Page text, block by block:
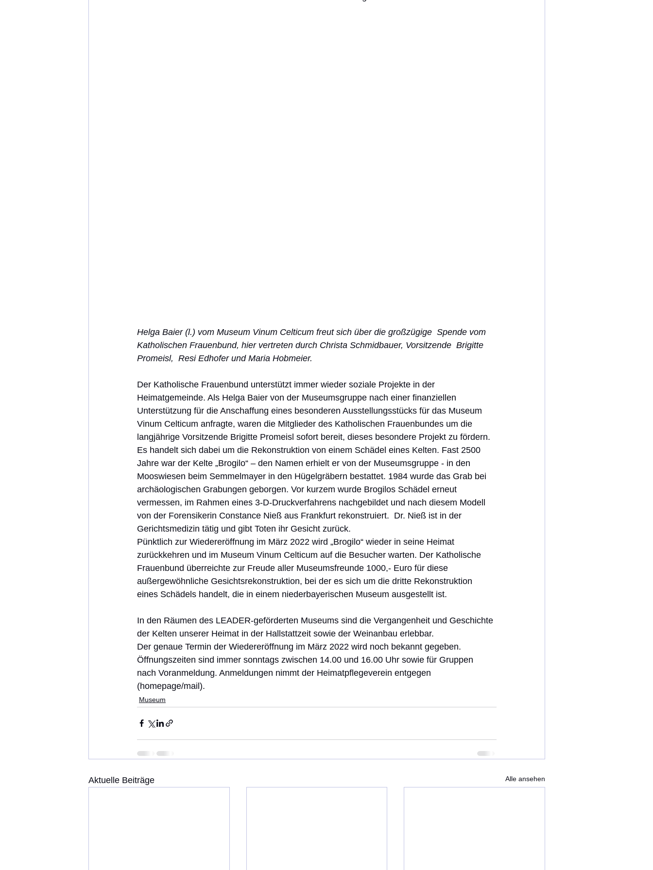
Helga Baier (l.) vom Museum Vinum Celticum freut sich über die großzügige  Spende vom
Katholischen Frauenbund, hier vertreten durch Christa Schmidbauer, Vorsitzende  Brigitte
Promeisl,  Resi Edhofer und Maria Hobmeier.
Der Katholische Frauenbund unterstützt immer wieder soziale Projekte in der
Heimatgemeinde. Als Helga Baier von der Museumsgruppe nach einer finanziellen
Unterstützung für die Anschaffung eines besonderen Ausstellungsstücks für das Museum
Vinum Celticum anfragte, waren die Mitglieder des Katholischen Frauenbundes um die
langjährige Vorsitzende Brigitte Promeisl sofort bereit, dieses besondere Projekt zu fördern.
Es handelt sich dabei um die Rekonstruktion von einem Schädel eines Kelten. Fast 2500
Jahre war der Kelte „Brogilo“ – den Namen erhielt er von der Museumsgruppe - in den
Mooswiesen beim Semmelmayer in den Hügelgräbern bestattet. 1984 wurde das Grab bei
archäologischen Grabungen geborgen. Vor kurzem wurde Brogilos Schädel erneut
vermessen, im Rahmen eines 3-D-Druckverfahrens nachgebildet und nach diesem Modell
von der Forensikerin Constance Nieß aus Frankfurt rekonstruiert.  Dr. Nieß ist in der
Gerichtsmedizin tätig und gibt Toten ihr Gesicht zurück.
Pünktlich zur Wiedereröffnung im März 2022 wird „Brogilo“ wieder in seine Heimat
zurückkehren und im Museum Vinum Celticum auf die Besucher warten. Der Katholische
Frauenbund überreichte zur Freude aller Museumsfreunde 1000,- Euro für diese
außergewöhnliche Gesichtsrekonstruktion, bei der es sich um die dritte Rekonstruktion
eines Schädels handelt, die in einem niederbayerischen Museum ausgestellt ist.
In den Räumen des LEADER-geförderten Museums sind die Vergangenheit und Geschichte
der Kelten unserer Heimat in der Hallstattzeit sowie der Weinanbau erlebbar.
Der genaue Termin der Wiedereröffnung im März 2022 wird noch bekannt gegeben.
Öffnungszeiten sind immer sonntags zwischen 14.00 und 16.00 Uhr sowie für Gruppen
nach Voranmeldung. Anmeldungen nimmt der Heimatpflegeverein entgegen
(homepage/mail).
Museum
Aktuelle Beiträge Alle ansehen